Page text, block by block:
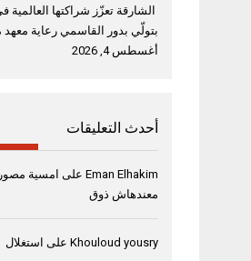
الشارقة تعزّز شراكتها العالمية
بتولّي بدور القاسمي رعاية
أغسطس 4, 2026
أحدث التعليقات
Eman Elhakim على امسية
معندهاش ذوق
Khouloud yousry على استغلال